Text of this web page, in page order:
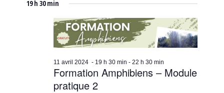
for
avril
2024
navigation
de
vues
une
19 h 30 min
Formation Amphibiens – Module
pratique 2
11 avril 2024 - 19 h 30 min -22 h 30 min